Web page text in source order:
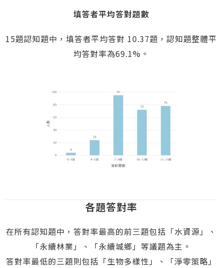
填答者平均答對題數
15題認知題中，填答者平均答對 10.37題，認知題整體平
均答對率為69.1%。
各題答對率
在所有認知題中，答對率最高的前三題包括「水資源」、
「永續林業」、「永續城鄉」等議題為主。
答對率最低的三題則包括「生物多樣性」、「淨零策略」